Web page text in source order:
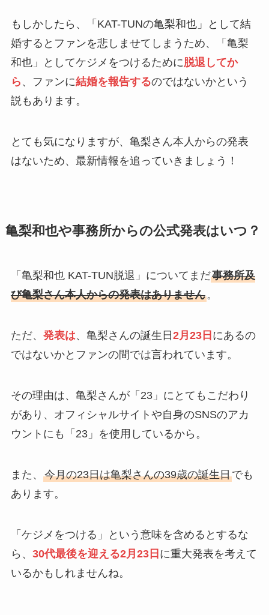
もしかしたら、「KAT-TUNの亀梨和也」として結
婚するとファンを悲しませてしまうため、「亀梨
和也」としてケジメをつけるために脱退してか
ら 、ファンに結婚を報告するのではないかという
説もあります。
とても気になりますが、亀梨さん本人からの発表
はないため、最新情報を追っていきましょう！
亀梨和也や事務所からの公式発表はいつ？
「亀梨和也 KAT-TUN脱退」についてまだ事務所及
び亀梨さん本人からの発表はありません。
ただ、 発表は、亀梨さんの誕生日 2月23日 にあるの
ではないかとファンの間では言われています。
その理由は、亀梨さんが「23」にとてもこだわり
があり、オフィシャルサイトや自身のSNSのアカ
ウントにも「23」を使用しているから。
また、 今月の23日は亀梨さんの39歳の誕生日でも
あります。
「ケジメをつける」という意味を含めるとするな
ら、 30代最後を迎える2月23日 に重大発表を考えて
いるかもしれませんね。